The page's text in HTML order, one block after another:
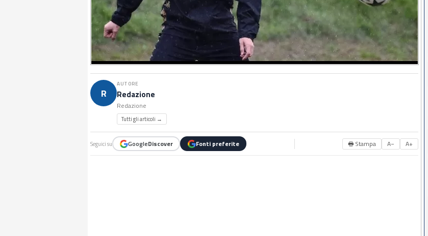
R
AUTORE
Redazione
Redazione
Tutti gli articoli →
Seguici su GoogleDiscover Fonti preferite 🖶 Stampa A− A+